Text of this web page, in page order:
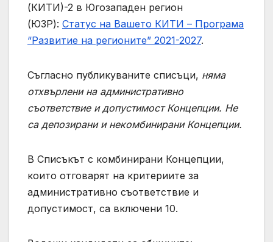
(КИТИ)-2 в Югозападен регион
(ЮЗР): Статус на Вашето КИТИ – Програма
“Развитие на регионите” 2021-2027.
Съгласно публикуваните списъци, няма
отхвърлени на административно
съответствие и допустимост Концепции. Не
са депозирани и некомбинирани Концепции.
В Списъкът с комбинирани Концепции,
които отговарят на критериите за
административно съответствие и
допустимост, са включени 10.